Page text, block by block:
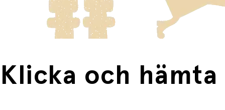
Lämplig för barn från 3 år och uppåt
Fri frakt när du handlar för mer än 1500:-
Klicka och hämta